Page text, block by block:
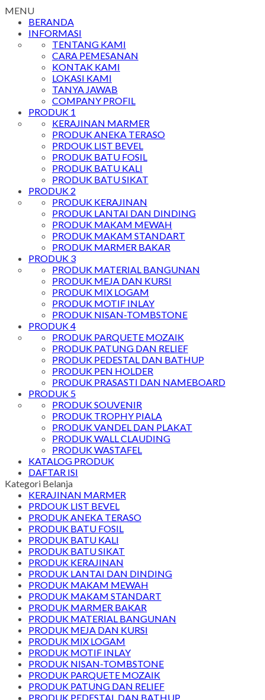
MENU
BERANDA
INFORMASI
TENTANG KAMI
CARA PEMESANAN
KONTAK KAMI
LOKASI KAMI
TANYA JAWAB
COMPANY PROFIL
PRODUK 1
KERAJINAN MARMER
PRODUK ANEKA TERASO
PRDOUK LIST BEVEL
PRODUK BATU FOSIL
PRODUK BATU KALI
PRODUK BATU SIKAT
PRODUK 2
PRODUK KERAJINAN
PRODUK LANTAI DAN DINDING
PRODUK MAKAM MEWAH
PRODUK MAKAM STANDART
PRODUK MARMER BAKAR
PRODUK 3
PRODUK MATERIAL BANGUNAN
PRODUK MEJA DAN KURSI
PRODUK MIX LOGAM
PRODUK MOTIF INLAY
PRODUK NISAN-TOMBSTONE
PRODUK 4
PRODUK PARQUETE MOZAIK
PRODUK PATUNG DAN RELIEF
PRODUK PEDESTAL DAN BATHUP
PRODUK PEN HOLDER
PRODUK PRASASTI DAN NAMEBOARD
PRODUK 5
PRODUK SOUVENIR
PRODUK TROPHY PIALA
PRODUK VANDEL DAN PLAKAT
PRODUK WALL CLAUDING
PRODUK WASTAFEL
KATALOG PRODUK
DAFTAR ISI
Kategori Belanja
KERAJINAN MARMER
PRDOUK LIST BEVEL
PRODUK ANEKA TERASO
PRODUK BATU FOSIL
PRODUK BATU KALI
PRODUK BATU SIKAT
PRODUK KERAJINAN
PRODUK LANTAI DAN DINDING
PRODUK MAKAM MEWAH
PRODUK MAKAM STANDART
PRODUK MARMER BAKAR
PRODUK MATERIAL BANGUNAN
PRODUK MEJA DAN KURSI
PRODUK MIX LOGAM
PRODUK MOTIF INLAY
PRODUK NISAN-TOMBSTONE
PRODUK PARQUETE MOZAIK
PRODUK PATUNG DAN RELIEF
PRODUK PEDESTAL DAN BATHUP